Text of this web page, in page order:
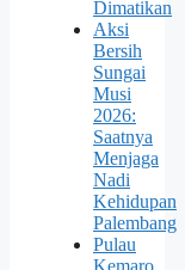
Dimatikan
Aksi
Bersih
Sungai
Musi
2026:
Saatnya
Menjaga
Nadi
Kehidupan
Palembang
Pulau
Kemaro